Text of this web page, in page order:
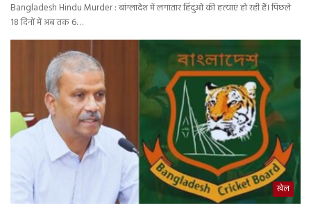
Bangladesh Hindu Murder : बांग्लादेश में लगातार हिंदुओं की हत्याएं हो रही हैं। पिछले
18 दिनों में अब तक 6…
खेल